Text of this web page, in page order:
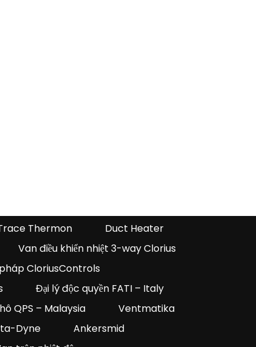
Thermon
Duct Heater
Van điều khiển nhiệt 3-way Clorius
CloriusControls
Đại lý độc quyền FATI – Italy
QPS – Malaysia
Ventmatika
Dyne
Ankersmid